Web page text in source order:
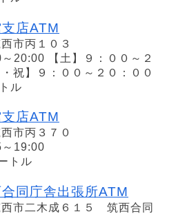
店ATM
市丙１０３
20:00 【土】９：００～２
祝】９：００～２０：００
ル
店ATM
市丙３７０
19:00
トル
同庁舎出張所ATM
市二木成６１５ 筑西合同